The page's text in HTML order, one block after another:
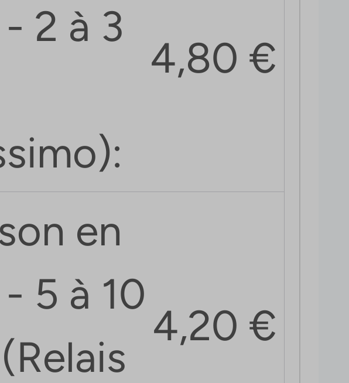
2 à 3
4,80 €
en
5 à 10
4,20 €